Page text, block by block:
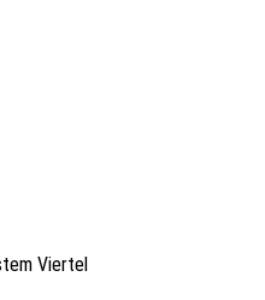
Viertel